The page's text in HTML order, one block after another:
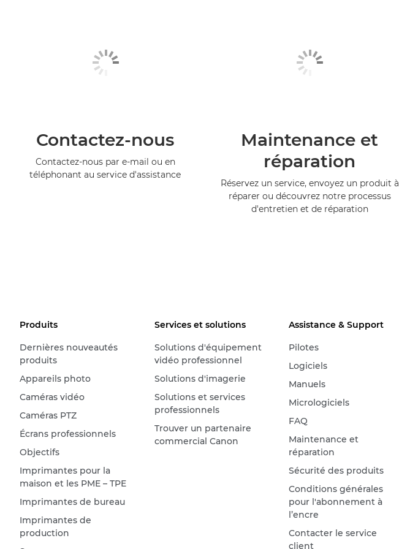
Contactez-nous
Contactez-nous par e-mail ou en
téléphonant au service d'assistance
Maintenance et
réparation
Réservez un service, envoyez un produit à
réparer ou découvrez notre processus
d'entretien et de réparation
Produits
Dernières nouveautés
produits
Appareils photo
Caméras vidéo
Caméras PTZ
Écrans professionnels
Objectifs
Imprimantes pour la
maison et les PME – TPE
Imprimantes de bureau
Imprimantes de
production
Services et solutions
Solutions d'équipement
vidéo professionnel
Solutions d'imagerie
Solutions et services
professionnels
Trouver un partenaire
commercial Canon
Assistance & Support
Pilotes
Logiciels
Manuels
Micrologiciels
FAQ
Maintenance et
réparation
Sécurité des produits
Conditions générales
pour l'abonnement à
l’encre
Contacter le service
client